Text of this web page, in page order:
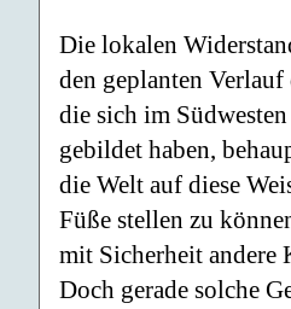
Die lokalen
den geplanten
die sich im
gebildet haben,
die Welt auf diese
Füße stellen zu
mit Sicherheit andere
Doch gerade solche